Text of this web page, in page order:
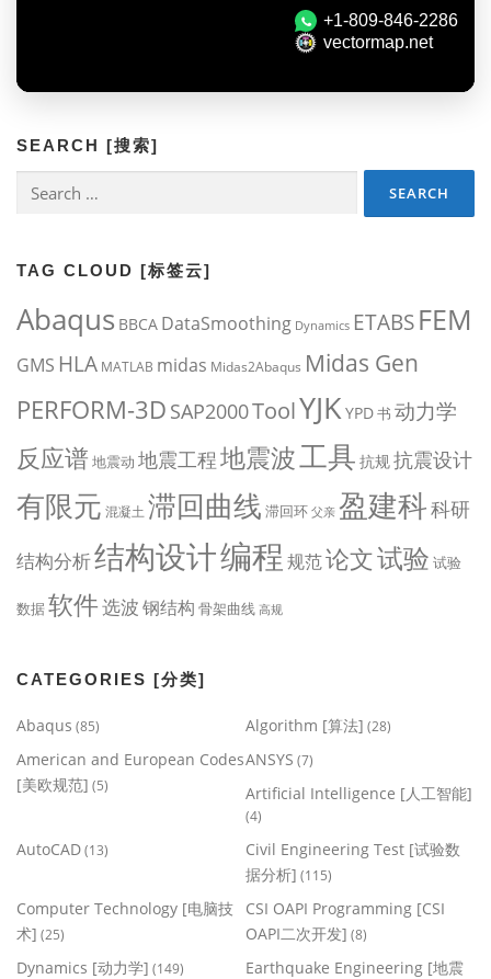
SEARCH [搜索]
for:
TAG CLOUD [标签云]
Abaqus BBCA DataSmoothing Dynamics ETABSFEM
GMS HLA MATLAB midas Midas2Abaqus Midas Gen
PERFORM-3D SAP2000ToolYJKYPD书 动力学
反应谱 地震动 地震工程地震波工具 抗规抗震设计
有限元 混凝土 滞回曲线 滞回环 父亲 盈建科科研
结构分析结构设计编程 规范论文试验 试验
数据软件选波钢结构 骨架曲线 高规
CATEGORIES [分类]
Abaqus (85) Algorithm [算法] (28)
American and European Codes
[美欧规范] (5)
ANSYS (7)
Artificial Intelligence [人工智能]
(4)
AutoCAD(13)
Civil Engineering Test [试验数
据分析] (115)
Computer Technology [电脑技
术] (25)
CSI OAPI Programming [CSI
OAPI二次开发] (8)
Dynamics [动力学] (149)
Earthquake Engineering [地震